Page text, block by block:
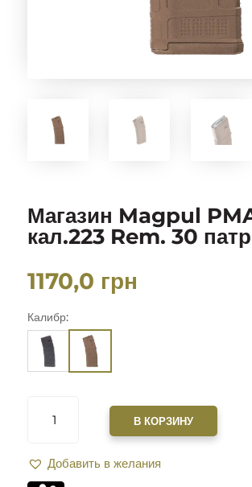
Магазин Magpul
кал.223 Rem. 30
1170,0 грн
Калибр:
ТОВАРА
PMAG
G3
В КОРЗИНУ
Добавить в желания